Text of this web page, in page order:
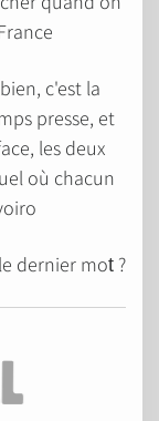
c'est la
presse, et
les deux
où chacun
o
? Entre le Président et la Psy, qui aura le dernier mo
t